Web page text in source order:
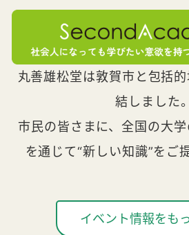
丸善雄松堂は敦賀市と包括
結しました。
市民の皆さまに、全国の大
を通じて“新しい知識”をご
イベント情報をも